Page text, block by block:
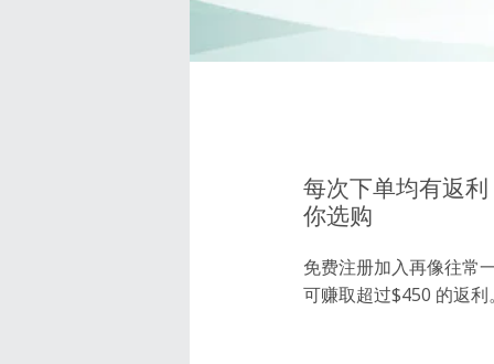
每次下单均有返
你选购
免费注册加入再像往常
可赚取超过$450 的返利